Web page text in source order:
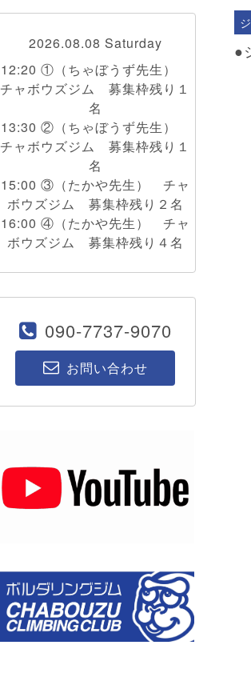
●
2026.08.08 Saturday
12:20 ①（ちゃぼうず先生）
チャボウズジム 募集枠残り１
名
13:30 ②（ちゃぼうず先生）
チャボウズジム 募集枠残り１
名
15:00 ③（たかや先生） チャ
ボウズジム 募集枠残り２名
16:00 ④（たかや先生） チャ
ボウズジム 募集枠残り４名
090-7737-9070
お問い合わせ